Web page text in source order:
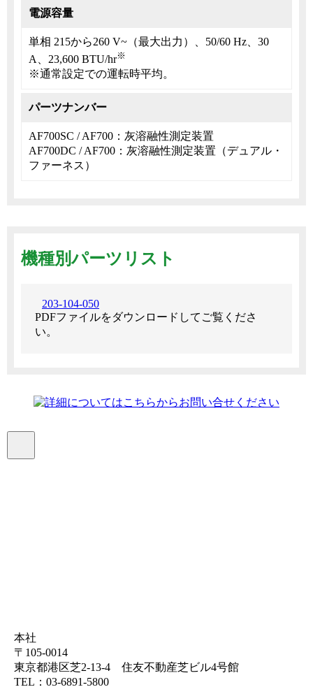
電源容量
単相 215から260 V~（最大出力）、50/60 Hz、30
A、23,600 BTU/hr※
※通常設定での運転時平均。
パーツナンバー
AF700SC / AF700：灰溶融性測定装置
AF700DC / AF700：灰溶融性測定装置（デュアル・
ファーネス）
機種別パーツリスト
203-104-050
PDFファイルをダウンロードしてご覧くださ
い。
本社
〒105-0014
東京都港区芝2-13-4 住友不動産芝ビル4号館
TEL：03-6891-5800